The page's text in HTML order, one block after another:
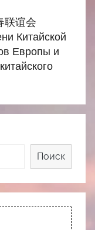
联谊会
Китайской
Европы и
Поиск